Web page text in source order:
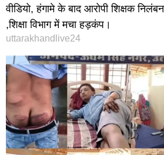
वीडियो, हंगामे के बाद आरोपी शिक्षक
,शिक्षा विभाग में मचा हड़कंप।
uttarakhandlive24